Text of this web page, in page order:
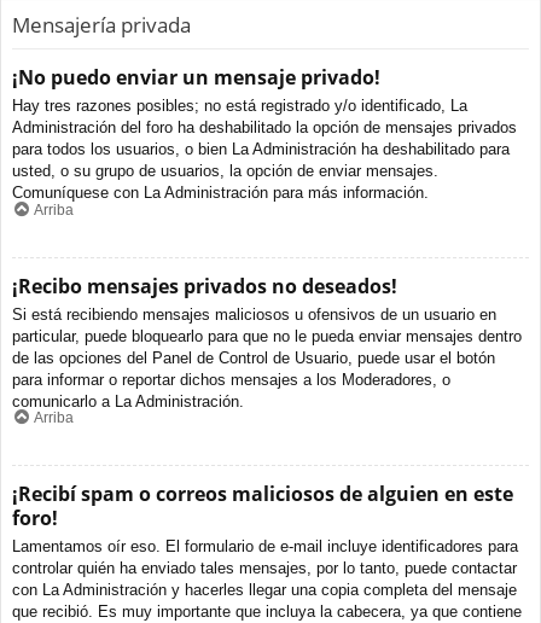
Mensajería privada
¡No puedo enviar un mensaje privado!
Hay tres razones posibles; no está registrado y/o identificado, La
Administración del foro ha deshabilitado la opción de mensajes privados
para todos los usuarios, o bien La Administración ha deshabilitado para
usted, o su grupo de usuarios, la opción de enviar mensajes.
Comuníquese con La Administración para más información.
Arriba
¡Recibo mensajes privados no deseados!
Si está recibiendo mensajes maliciosos u ofensivos de un usuario en
particular, puede bloquearlo para que no le pueda enviar mensajes dentro
de las opciones del Panel de Control de Usuario, puede usar el botón
para informar o reportar dichos mensajes a los Moderadores, o
comunicarlo a La Administración.
Arriba
¡Recibí spam o correos maliciosos de alguien en este
foro!
Lamentamos oír eso. El formulario de e-mail incluye identificadores para
controlar quién ha enviado tales mensajes, por lo tanto, puede contactar
con La Administración y hacerles llegar una copia completa del mensaje
que recibió. Es muy importante que incluya la cabecera, ya que contiene